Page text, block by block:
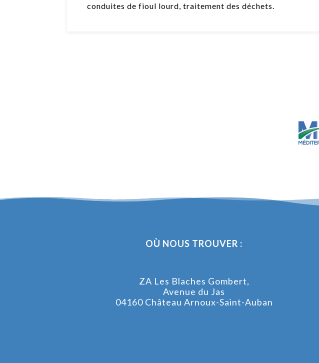
conduites de fioul lourd, traitement des déchets.
OÙ NOUS TROUVER :
ZA Les Blaches Gombert,
Avenue du Jas
04160 Château Arnoux-Saint-Auban